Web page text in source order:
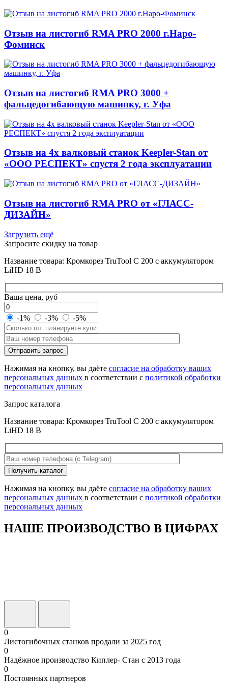
Отзыв на листогиб RMA PRO 2000 г.Наро-
Фоминск
Отзыв на листогиб RMA PRO 3000 +
фальцедогибающую машинку, г. Уфа
Отзыв на 4х валковый станок Keepler-Stan от
«ООО РЕСПЕКТ» спустя 2 года эксплуатации
Отзыв на листогиб RMA PRO от «ГЛАСС-
ДИЗАЙН»
Загрузить ещё
Запросите скидку на товар
Название товара: Кромкорез TruTool C 200 с аккумулятором
LiHD 18 В
Ваша цена, руб
-1% -3% -5%
Оставьте
это
поле
пустым.
Отправить запрос
Нажимая на кнопку, вы даёте согласие на обработку ваших
персональных данных в соответствии с политикой обработки
персональных данных
Запрос каталога
Название товара: Кромкорез TruTool C 200 с аккумулятором
LiHD 18 В
Оставьте
это
поле
пустым.
Получить каталог
Нажимая на кнопку, вы даёте согласие на обработку ваших
персональных данных в соответствии с политикой обработки
персональных данных
НАШЕ ПРОИЗВОДСТВО В ЦИФРАХ
0
Листогибочных станков продали за 2025 год
0
Надёжное производство Киплер- Стан с 2013 года
0
Постоянных партнеров